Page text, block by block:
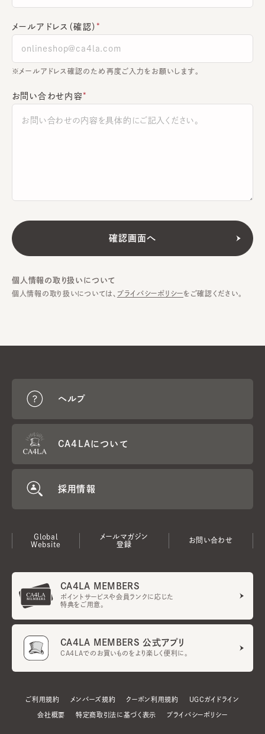
メールアドレス（確認）
※メールアドレス確認のため再度ご入力をお願いします。
お問い合わせ内容
個人情報の取り扱いについて
個人情報の取り扱いについては、 プライバシーポリシーをご確認ください。
ヘルプ
CA4LAについて
採用情報
Global
Website
メールマガジン
登録
お問い合わせ
CA4LA MEMBERS
ポイントサービスや会員ランクに応じた
特典をご用意。
CA4LA MEMBERS 公式アプリ
CA4LAでのお買いものをより楽しく便利に。
ご利用規約 メンバーズ規約 クーポン利用規約 UGCガイドライン
会社概要 特定商取引法に基づく表示 プライバシーポリシー